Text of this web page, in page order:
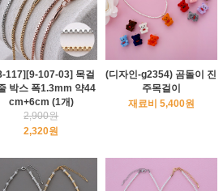
117][9-107-03] 목걸
박스 폭1.3mm 약44
cm+6cm (1개)
2,900원
2,320원
(디자인-g2354) 곰돌이 진
주목걸이
재료비 5,400원